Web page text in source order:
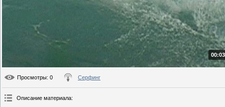
Просмотры: 0 Серфинг
Описание материала: